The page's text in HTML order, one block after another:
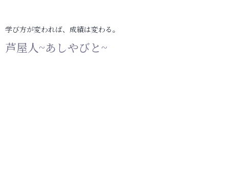
学び方が変われば、成績は変わる。
芦屋人~あしやびと~